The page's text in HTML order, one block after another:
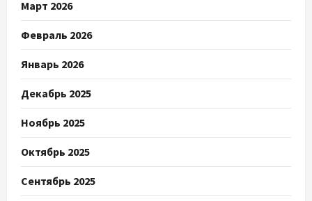
Март 2026
Февраль 2026
Январь 2026
Декабрь 2025
Ноябрь 2025
Октябрь 2025
Сентябрь 2025